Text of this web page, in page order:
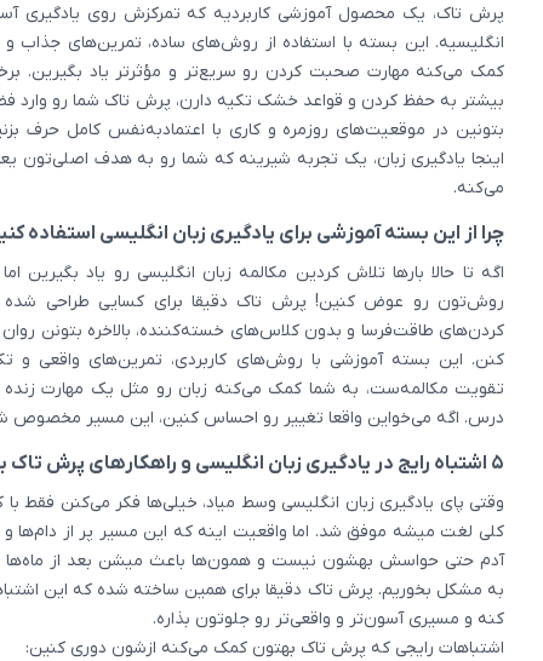
پرش تاک، یک محصول آموزشی کاربردیه که تمرکزش روی یادگیری
انگلیسیه. این بسته با استفاده از روش‌های ساده، تمرین‌های جذاب و
کمک می‌کنه مهارت صحبت کردن رو سریع‌تر و مؤثرتر یاد بگیرین.
بیشتر به حفظ کردن و قواعد خشک تکیه دارن، پرش تاک شما رو وارد
بتونین در موقعیت‌های روزمره و کاری با اعتمادبه‌نفس کامل حرف
اینجا یادگیری زبان، یک تجربه شیرینه که شما رو به هدف اصلی‌تون
می‌کنه.
چرا از این بسته آموزشی برای یادگیری زبان انگلیسی استفاده
اگه تا حالا بارها تلاش کردین مکالمه زبان انگلیسی رو یاد بگیرین
روش‌تون رو عوض کنین! پرش تاک دقیقا برای کسایی طراحی
کردن‌های طاقت‌فرسا و بدون کلاس‌های خسته‌کننده، بالاخره بتونن
کنن. این بسته آموزشی با روش‌های کاربردی، تمرین‌های واقعی
تقویت مکالمه‌ست، به شما کمک می‌کنه زبان رو مثل یک مهارت زنده
درس. اگه می‌خواین واقعا تغییر رو احساس کنین، این مسیر
۵ اشتباه رایج در یادگیری زبان انگلیسی و راهکارهای پرش تاک برای جلوگیری از اون‌ها
وقتی پای یادگیری زبان انگلیسی وسط میاد، خیلی‌ها فکر می‌کنن فقط
کلی لغت میشه موفق شد. اما واقعیت اینه که این مسیر پر از دام‌ها و
آدم حتی حواسش بهشون نیست و همون‌ها باعث میشن بعد از ماه‌ها
به مشکل بخوریم. پرش تاک دقیقا برای همین ساخته شده که این
کنه و مسیری آسون‌تر و واقعی‌تر رو جلوتون بذاره.
اشتباهات رایجی که پرش تاک بهتون کمک می‌کنه ازشون دوری کنین: